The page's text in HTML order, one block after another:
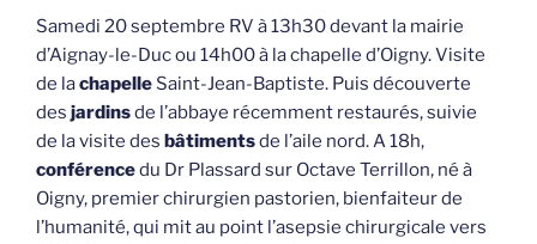
Samedi 20 septembre RV à 13h30 devant la mairie
d’Aignay-le-Duc ou 14h00 à la chapelle d’Oigny. Visite
de lachapelle Saint-Jean-Baptiste. Puis découverte
des jardinsde l’abbaye récemment restaurés, suivie
de la visite des bâtimentsde l’aile nord. A 18h,
conférencedu Dr Plassard sur Octave Terrillon, né à
Oigny, premier chirurgien pastorien, bienfaiteur de
l’humanité, qui mit au point l’asepsie chirurgicale vers